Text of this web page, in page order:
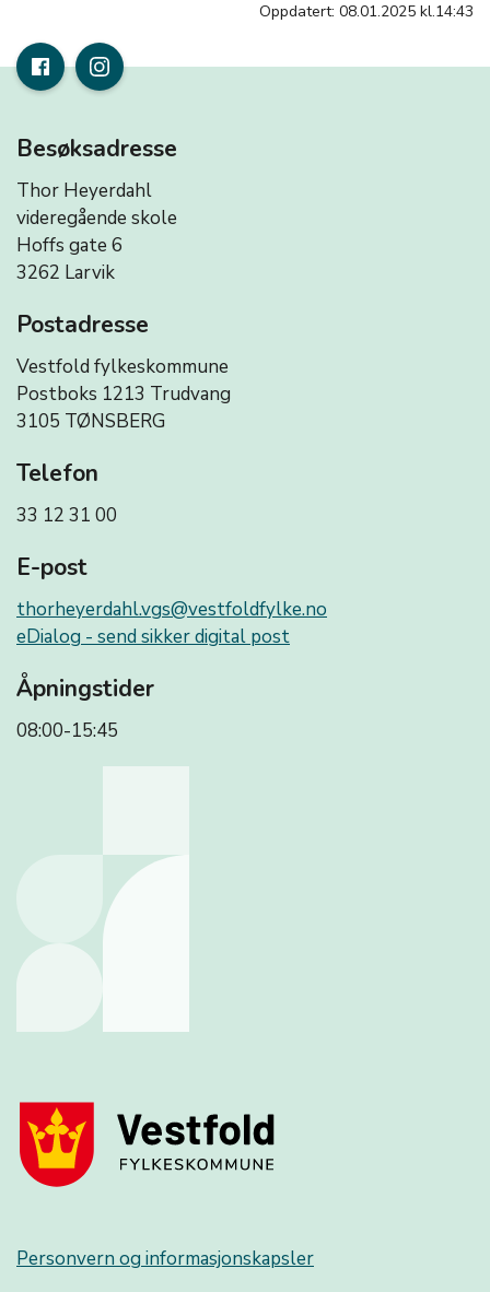
Oppdatert: 08.01.2025 kl.14:43
Besøksadresse
Thor Heyerdahl
videregående skole
Hoffs gate 6
3262 Larvik
Postadresse
Vestfold fylkeskommune
Postboks 1213 Trudvang
3105 TØNSBERG
Telefon
33 12 31 00
E-post
thorheyerdahl.vgs@vestfoldfylke.no
eDialog - send sikker digital post
Åpningstider
08:00-15:45
Personvern og informasjonskapsler